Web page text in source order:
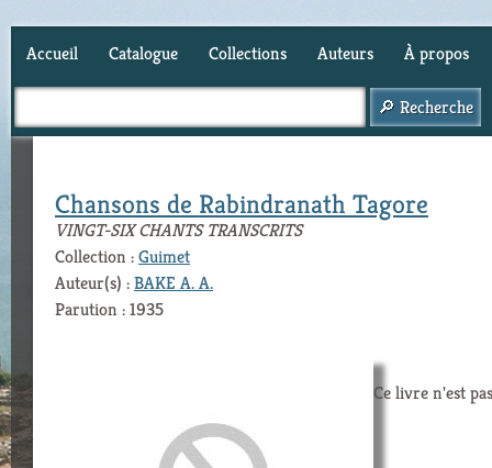
Accueil Catalogue Collections Auteurs À propos
Chansons de Rabindranath Tagore
VINGT-SIX CHANTS TRANSCRITS
Collection :Guimet
Auteur(s) :BAKE A. A.
Parution : 1935
Ce livre n'est